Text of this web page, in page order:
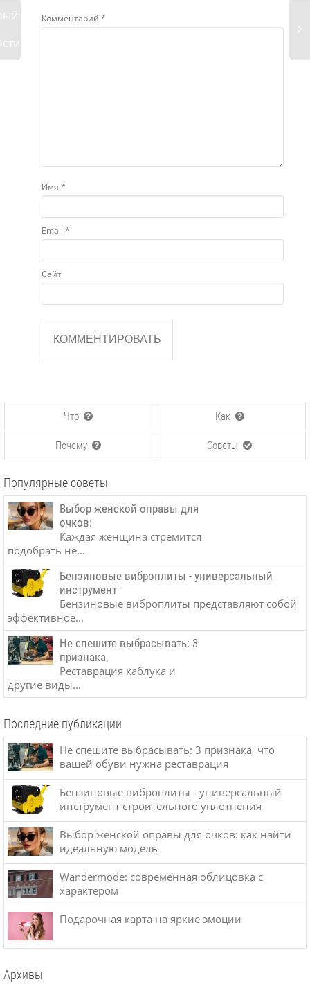
Комментарий *
Имя *
Email *
Сайт
Что Как
Почему Советы
Популярные советы
Выбор женской оправы для
очков:
Каждая женщина стремится
подобрать не...
Бензиновые виброплиты - универсальный
инструмент
Бензиновые виброплиты представляют собой
эффективное...
Не спешите выбрасывать: 3
признака,
Реставрация каблука и
другие виды...
Последние публикации
Не спешите выбрасывать: 3 признака, что
вашей обуви нужна реставрация
Бензиновые виброплиты - универсальный
инструмент строительного уплотнения
Выбор женской оправы для очков: как найти
идеальную модель
Wandermode: современная облицовка с
характером
Подарочная карта на яркие эмоции
Архивы